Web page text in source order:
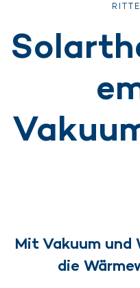
Mit Vakuum
die